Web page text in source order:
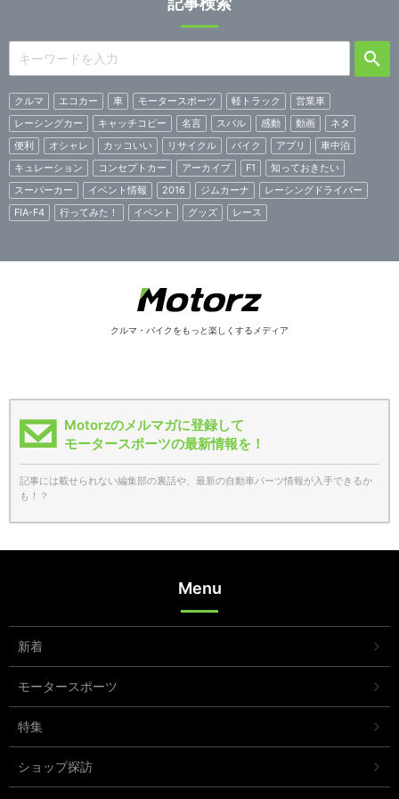
クルマ エコカー 車 モータースポーツ 軽トラック
営業車
レーシングカー
キャッチコピー 名言 スバル 感動 動画
ネタ
便利
オシャレ カッコいい リサイクル バイク アプリ
車中泊
キュレーション
コンセプトカー アーカイブ F1
知っておきたい
スーパーカー
イベント情報 2016 ジムカーナ
レーシングドライバー
FIA-F4
行ってみた！ イベント グッズ レース
クルマ・バイクをもっと楽しくするメディア
Motorzのメルマガに登録して
モータースポーツの最新情報を！
記事には載せられない編集部の裏話や、最新の自動車パーツ情報が入手できるか
も！？
Menu
新着
モータースポーツ
特集
ショップ探訪